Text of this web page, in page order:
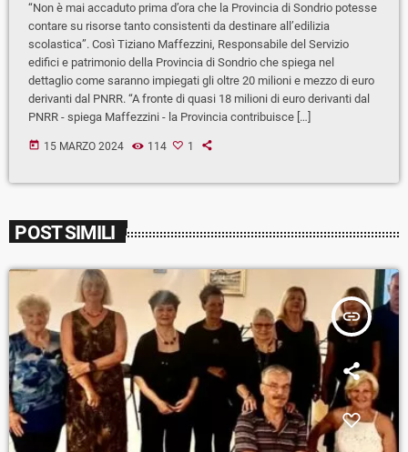
“Non è mai accaduto prima d’ora che la Provincia di Sondrio potesse
contare su risorse tanto consistenti da destinare all’edilizia
scolastica”. Così Tiziano Maffezzini, Responsabile del Servizio
edifici e patrimonio della Provincia di Sondrio che spiega nel
dettaglio come saranno impiegati gli oltre 20 milioni e mezzo di euro
derivanti dal PNRR. “A fronte di quasi 18 milioni di euro derivanti dal
PNRR - spiega Maffezzini - la Provincia contribuisce […]
today 15 MARZO 2024 114 1
POST SIMILI
insert_link